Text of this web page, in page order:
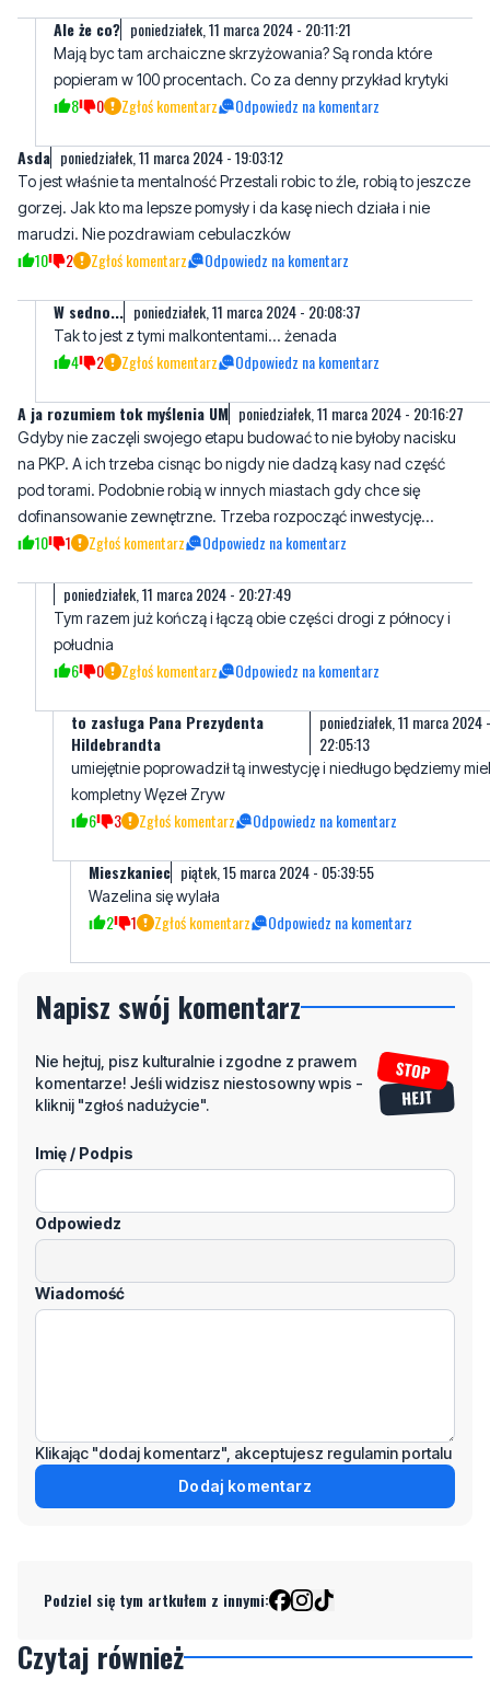
Ale że co? poniedziałek, 11 marca 2024 - 20:11:21
Mają byc tam archaiczne skrzyżowania? Są ronda które
popieram w 100 procentach. Co za denny przykład krytyki
8 0 Zgłoś komentarz Odpowiedz na komentarz
Asda poniedziałek, 11 marca 2024 - 19:03:12
To jest właśnie ta mentalność Przestali robic to źle, robią to jeszcze
gorzej. Jak kto ma lepsze pomysły i da kasę niech działa i nie
marudzi. Nie pozdrawiam cebulaczków
10 2 Zgłoś komentarz Odpowiedz na komentarz
W sedno... poniedziałek, 11 marca 2024 - 20:08:37
Tak to jest z tymi malkontentami... żenada
4 2 Zgłoś komentarz Odpowiedz na komentarz
A ja rozumiem tok myślenia UM poniedziałek, 11 marca 2024 - 20:16:27
Gdyby nie zaczęli swojego etapu budować to nie byłoby nacisku
na PKP. A ich trzeba cisnąc bo nigdy nie dadzą kasy nad część
pod torami. Podobnie robią w innych miastach gdy chce się
dofinansowanie zewnętrzne. Trzeba rozpocząć inwestycję...
10 1 Zgłoś komentarz Odpowiedz na komentarz
poniedziałek, 11 marca 2024 - 20:27:49
Tym razem już kończą i łączą obie części drogi z północy i
południa
6 0 Zgłoś komentarz Odpowiedz na komentarz
to zasługa Pana Prezydenta
Hildebrandta
poniedziałek, 11 marca 2024
22:05:13
umiejętnie poprowadził tą inwestycję i niedługo będziemy
kompletny Węzeł Zryw
6 3 Zgłoś komentarz Odpowiedz na komentarz
Mieszkaniec piątek, 15 marca 2024 - 05:39:55
Wazelina się wylała
2 1 Zgłoś komentarz Odpowiedz na komentarz
Napisz swój komentarz
Nie hejtuj, pisz kulturalnie i zgodne z prawem
komentarze! Jeśli widzisz niestosowny wpis -
kliknij "zgłoś nadużycie".
Imię / Podpis
Odpowiedz
Wiadomość
Klikając "dodaj komentarz", akceptujesz regulamin portalu
Dodaj komentarz
Podziel się tym artkułem z innymi:
Czytaj również